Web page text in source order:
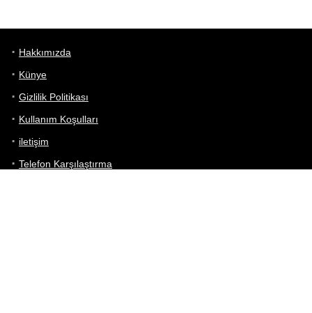
Hakkımızda
Künye
Gizlilik Politikası
Kullanım Koşulları
iletişim
Telefon Karşılaştırma